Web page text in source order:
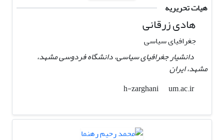
هیات تحریریه
هادی زرقانی
جغرافیای سیاسی
دانشیار جغرافیای سیاسی، دانشگاه فردوسی مشهد،
مشهد، ایران
h-zarghani
um.ac.ir